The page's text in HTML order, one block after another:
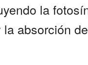
la
absorción de